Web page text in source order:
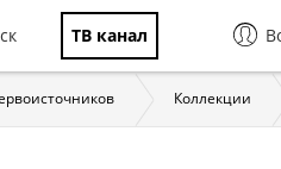
ТВ канал
Коллекции